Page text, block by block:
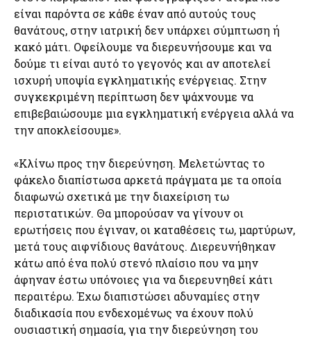
είναι παρόντα σε κάθε έναν από αυτούς τους
θανάτους, στην ιατρική δεν υπάρχει σύμπτωση ή
κακό μάτι. Οφείλουμε να διερευνήσουμε και να
δούμε τι είναι αυτό το γεγονός και αν αποτελεί
ισχυρή υποψία εγκληματικής ενέργειας. Στην
συγκεκριμένη περίπτωση δεν ψάχνουμε να
επιβεβαιώσουμε μια εγκληματική ενέργεια αλλά να
την αποκλείσουμε».
«Κλίνω προς την διερεύνηση. Μελετώντας το
φάκελο διαπίστωσα αρκετά πράγματα με τα οποία
διαφωνώ σχετικά με την διαχείριση τω
περιστατικών. Θα μπορούσαν να γίνουν οι
ερωτήσεις που έγιναν, οι καταθέσεις τω, μαρτύρων,
μετά τους αιφνίδιους θανάτους. Διερευνήθηκαν
κάτω από ένα πολύ στενό πλαίσιο που να μην
άφηναν έστω υπόνοιες για να διερευνηθεί κάτι
περαιτέρω. Έχω διαπιστώσει αδυναμίες στην
διαδικασία που ενδεχομένως να έχουν πολύ
ουσιαστική σημασία, για την διερεύνηση του